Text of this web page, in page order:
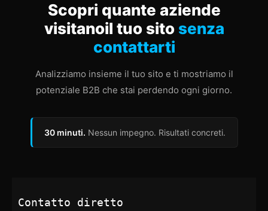
Scopri quante aziende
visitanoil tuo sito senza
contattarti
Analizziamo insieme il tuo sito e ti mostriamo il
potenziale B2B che stai perdendo ogni giorno.
30 minuti. Nessun impegno. Risultati concreti.
Contatto diretto